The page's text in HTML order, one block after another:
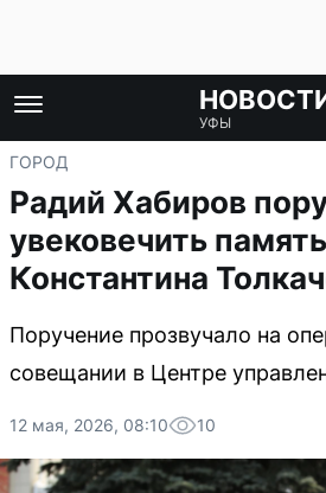
УФЫ
ГОРОД
Радий Хабиров
увековечить память
Константина
Поручение прозвучало на
совещании в Центре
12 мая, 2026, 08:10 10